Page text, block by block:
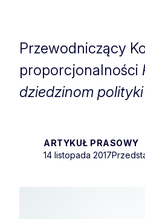
Przewodniczący
proporcjonalności
dziedzinom
ARTYKUŁ PRASOWY
14 listopada 2017